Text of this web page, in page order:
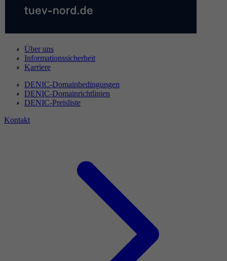
Über uns
Informationssicherheit
Karriere
DENIC-Domainbedingungen
DENIC-Domainrichtlinien
DENIC-Preisliste
Kontakt